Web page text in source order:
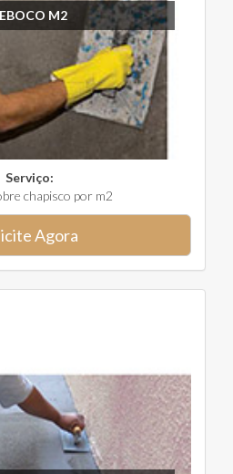
M2
Serviço:
chapisco por m2
Agora